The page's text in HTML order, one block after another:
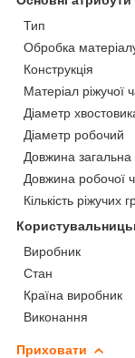
Тип
Обробка
Конструкція
Матеріал ріжучої
Діаметр
Діаметр робочий
Довжина загальна
Довжина робочої
Кількість ріжучих
Виробник
Стан
Країна виробник
Виконання
Приховати